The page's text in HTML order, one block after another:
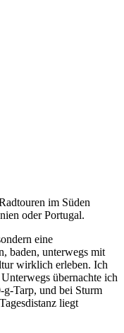
im Süden
oder Portugal.
eine
baden, unterwegs mit
wirklich erleben. Ich
übernachte ich
Tarp, und bei Sturm
liegt